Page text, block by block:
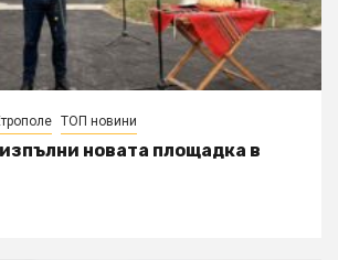
ТОП новини
новата площадка в